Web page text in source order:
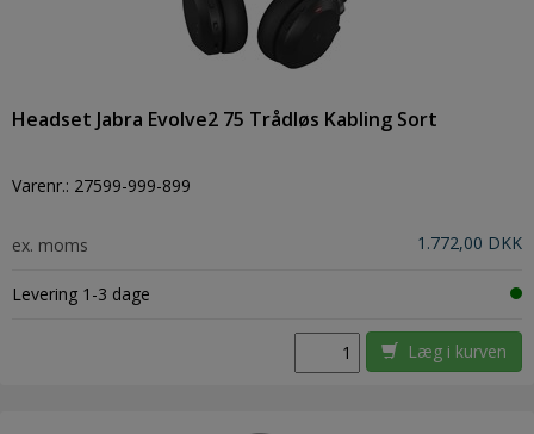
Headset Jabra Evolve2 75 Trådløs Kabling Sort
Varenr.: 27599-999-899
ex. moms 1.772,00 DKK
Levering 1-3 dage
Læg i kurven